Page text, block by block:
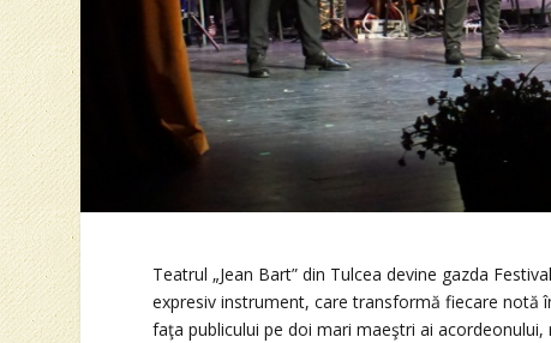
Teatrul „Jean Bart” din Tulcea devine gazda
expresiv instrument, care transformă fiecare notă
faţa publicului pe doi mari maeştri ai